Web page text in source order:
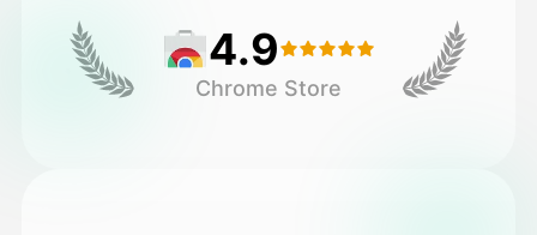
4.9
Chrome Store